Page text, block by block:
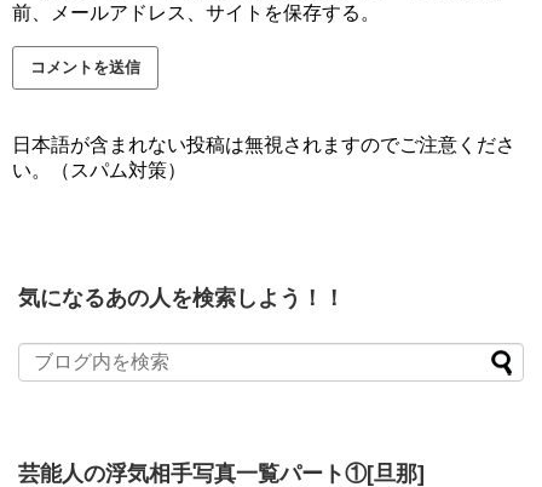
前、メールアドレス、サイトを保存する。
日本語が含まれない投稿は無視されますのでご注意くださ
い。（スパム対策）
気になるあの人を検索しよう！！
芸能人の浮気相手写真一覧パート①[旦那]